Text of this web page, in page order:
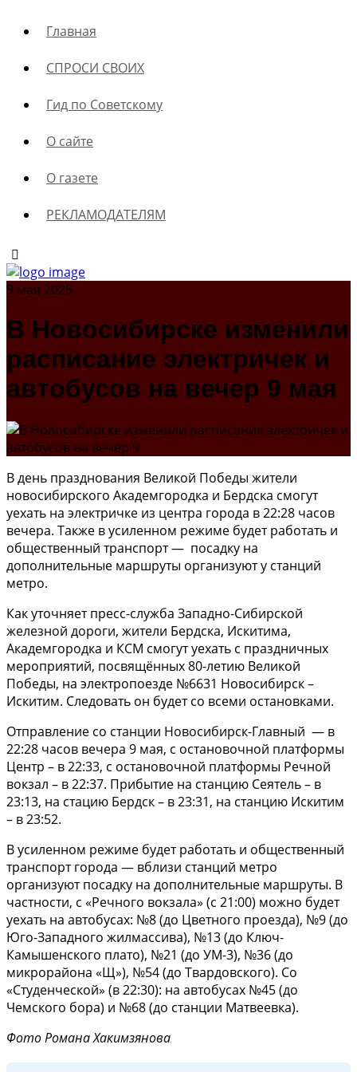
Главная
СПРОСИ СВОИХ
Гид по Советскому
О сайте
О газете
РЕКЛАМОДАТЕЛЯМ
9 мая 2025
В Новосибирске изменили
расписание электричек и
автобусов на вечер 9 мая
В день празднования Великой Победы жители
новосибирского Академгородка и Бердска смогут
уехать на электричке из центра города в 22:28 часов
вечера. Также в усиленном режиме будет работать и
общественный транспорт — посадку на
дополнительные маршруты организуют у станций
метро.
Как уточняет пресс-служба Западно-Сибирской
железной дороги, жители Бердска, Искитима,
Академгородка и КСМ смогут уехать с праздничных
мероприятий, посвящённых 80-летию Великой
Победы, на электропоезде №6631 Новосибирск –
Искитим. Следовать он будет со всеми остановками.
Отправление со станции Новосибирск-Главный — в
22:28 часов вечера 9 мая, с остановочной платформы
Центр – в 22:33, с остановочной платформы Речной
вокзал – в 22:37. Прибытие на станцию Сеятель – в
23:13, на стацию Бердск – в 23:31, на станцию Искитим
– в 23:52.
В усиленном режиме будет работать и общественный
транспорт города — вблизи станций метро
организуют посадку на дополнительные маршруты. В
частности, с «Речного вокзала» (с 21:00) можно будет
уехать на автобусах: №8 (до Цветного проезда), №9 (до
Юго-Западного жилмассива), №13 (до Ключ-
Камышенского плато), №21 (до УМ-3), №36 (до
микрорайона «Щ»), №54 (до Твардовского). Со
«Студенческой» (в 22:30): на автобусах №45 (до
Чемского бора) и №68 (до станции Матвеевка).
Фото Романа Хакимзянова